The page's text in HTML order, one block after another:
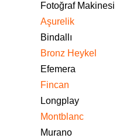
Fotoğraf Makinesi
Aşurelik
Bindallı
Bronz Heykel
Efemera
Fincan
Longplay
Montblanc
Murano